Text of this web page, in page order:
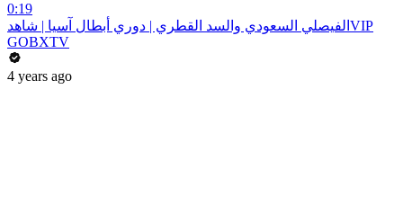
0:19
الفيصلي السعودي والسد القطري | دوري أبطال آسيا | شاهدVIP
GOBXTV
4 years ago